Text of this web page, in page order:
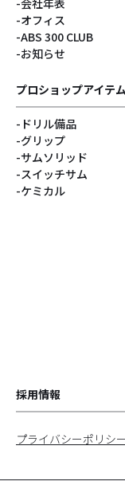
会社年表
オフィス
ABS 300 CLUB
お知らせ
プロショップアイテ
ドリル備品
グリップ
サムソリッド
スイッチサム
ケミカル
採用情報
プライバシーポリシー